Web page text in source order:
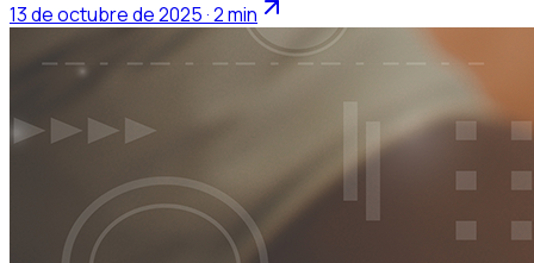
13 de octubre de 2025 · 2 min